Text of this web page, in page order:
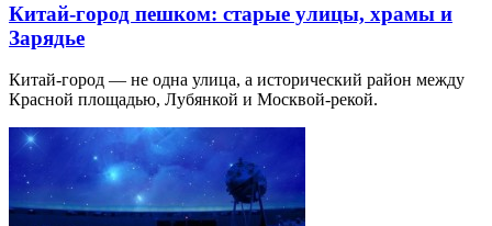
Китай-город пешком: старые улицы, храмы и
Зарядье
Китай-город — не одна улица, а исторический район между
Красной площадью, Лубянкой и Москвой-рекой.